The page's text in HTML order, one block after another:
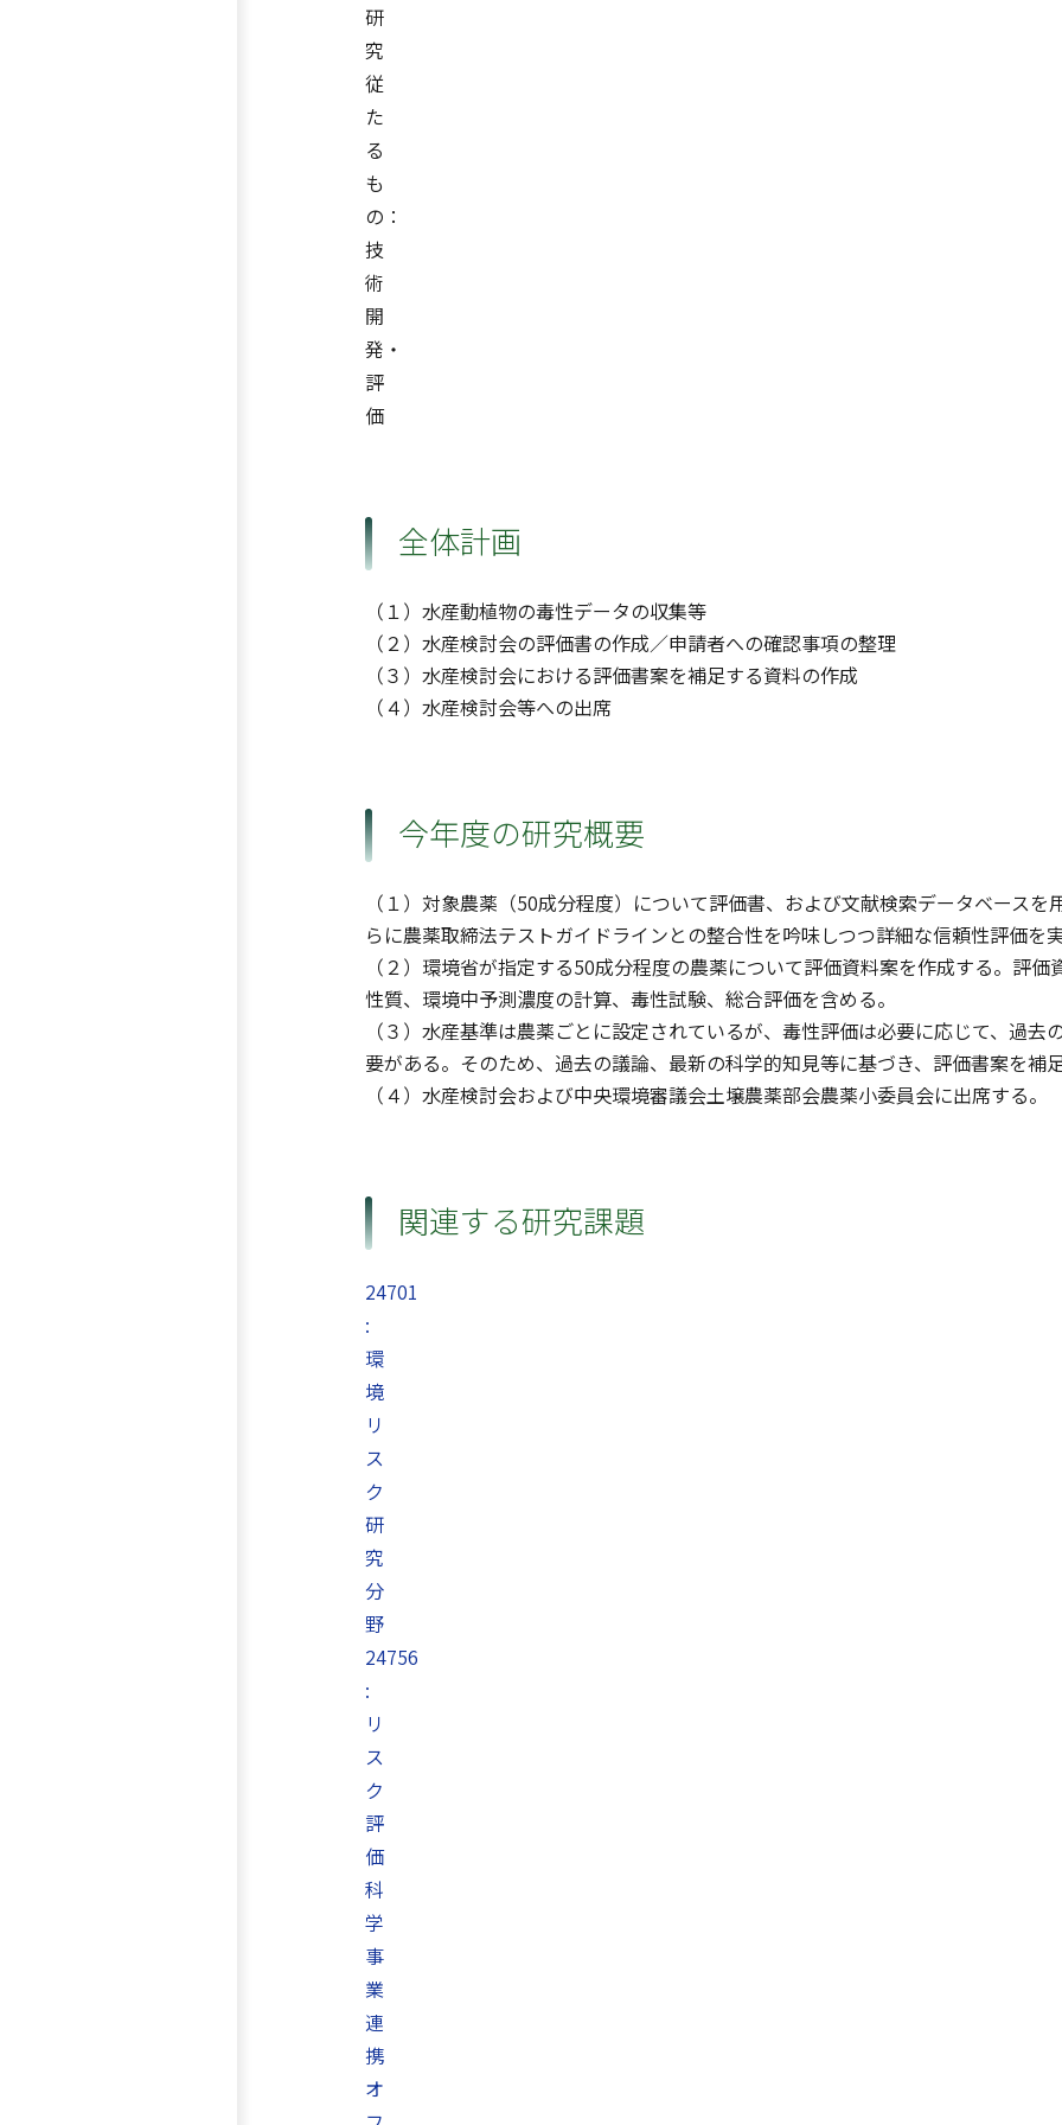
研
究
従
た
る
も
の：
技
術
開
発・
評
価
全体計画
（１）水産動植物の毒性データの収集等
（２）水産検討会の評価書の作成／申請者への確認事項の整理
（３）水産検討会における評価書案を補足する資料の作成
（４）水産検討会等への出席
今年度の研究概要
（１）対象農薬（50成分程度）について評価書、および文献検索データベース
らに農薬取締法テストガイドラインとの整合性を吟味しつつ詳細な信頼性評価を実
（２）環境省が指定する50成分程度の農薬について評価資料案を作成する。評
性質、環境中予測濃度の計算、毒性試験、総合評価を含める。
（３）水産基準は農薬ごとに設定されているが、毒性評価は必要に応じて、過
要がある。そのため、過去の議論、最新の科学的知見等に基づき、評価書案を補
（４）水産検討会および中央環境審議会土壌農薬部会農薬小委員会に出席する。
関連する研究課題
24701
:
環
境
リ
ス
ク
研
究
分
野
24756
:
リ
ス
ク
評
価
科
学
事
業
連
携
オ